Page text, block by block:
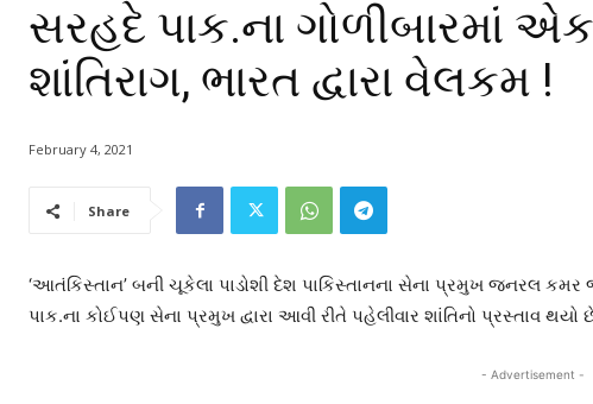
સરહદે પાક.ના ગોળીબારમાં
શાંતિરાગ, ભારત દ્વારા વેલકમ !
February 4, 2021
Share
‘આતંકિસ્તાન’ બની ચૂકેલા પાડોશી દેશ પાકિસ્તાનના સેના પ્રમુખ જનરલ
પાક.ના કોઈપણ સેના પ્રમુખ દ્વારા આવી રીતે પહેલીવાર શાંતિનો પ્રસ્તાવ
- Advertisement -